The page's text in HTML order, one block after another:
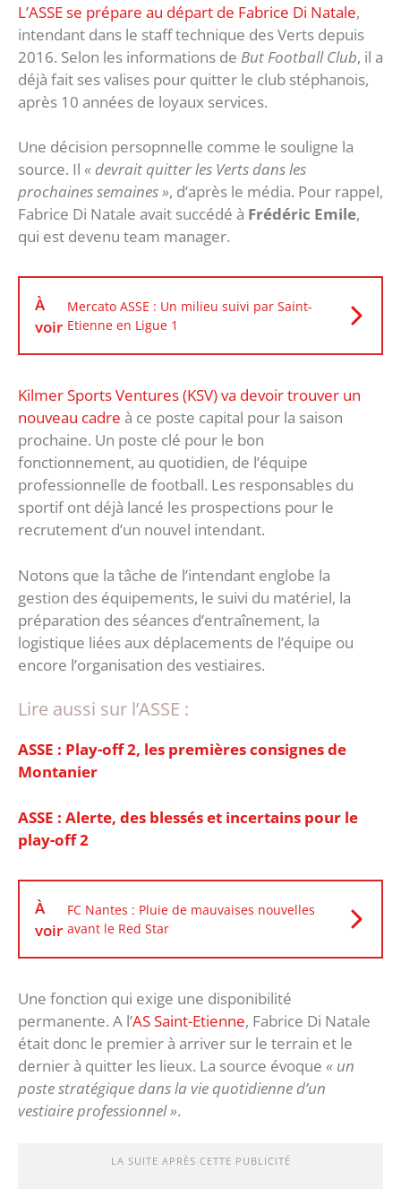
L’ASSE se prépare au départ de Fabrice Di Natale,
intendant dans le staff technique des Verts depuis
2016. Selon les informations de But Football Club, il a
déjà fait ses valises pour quitter le club stéphanois,
après 10 années de loyaux services.
Une décision persopnnelle comme le souligne la
source. Il « devrait quitter les Verts dans les
prochaines semaines », d’après le média. Pour rappel,
Fabrice Di Natale avait succédé à Frédéric Emile,
qui est devenu team manager.
À
voir
Mercato ASSE : Un milieu suivi par Saint-
Etienne en Ligue 1
Kilmer Sports Ventures (KSV) va devoir trouver un
nouveau cadre à ce poste capital pour la saison
prochaine. Un poste clé pour le bon
fonctionnement, au quotidien, de l’équipe
professionnelle de football. Les responsables du
sportif ont déjà lancé les prospections pour le
recrutement d’un nouvel intendant.
Notons que la tâche de l’intendant englobe la
gestion des équipements, le suivi du matériel, la
préparation des séances d’entraînement, la
logistique liées aux déplacements de l’équipe ou
encore l’organisation des vestiaires.
Lire aussi sur l’ASSE :
ASSE : Play-off 2, les premières consignes de
Montanier
ASSE : Alerte, des blessés et incertains pour le
play-off 2
À
voir
FC Nantes : Pluie de mauvaises nouvelles
avant le Red Star
Une fonction qui exige une disponibilité
permanente. A l’AS Saint-Etienne, Fabrice Di Natale
était donc le premier à arriver sur le terrain et le
dernier à quitter les lieux. La source évoque « un
poste stratégique dans la vie quotidienne d’un
vestiaire professionnel ».
LA SUITE APRÈS CETTE PUBLICITÉ